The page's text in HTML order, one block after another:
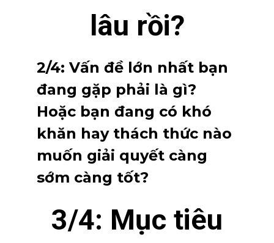
lâu rồi?
2/4: Vấn đề lớn nhất bạn
đang gặp phải là gì?
Hoặc bạn đang có khó
khăn hay thách thức nào
muốn giải quyết càng
sớm càng tốt?
3/4: Mục tiêu